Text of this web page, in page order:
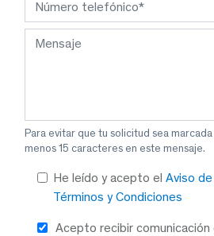
Para evitar que tu solicitud sea
menos 15 caracteres en este mensaje.
He leído y acepto el Aviso
Términos y Condiciones
Acepto recibir